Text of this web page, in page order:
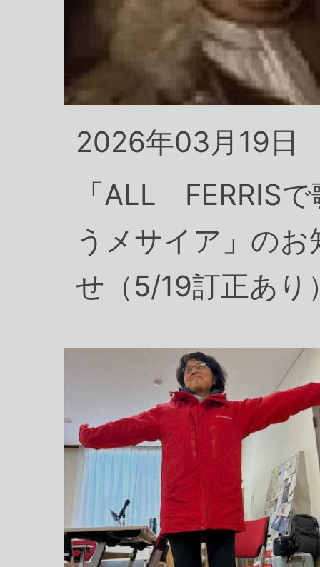
2026年03月19日
「ALL FERRISで
うメサイア」のお
せ（5/19訂正あり